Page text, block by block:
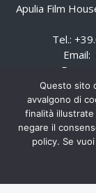
Apulia Film
Tel.:
Email:
Pec:
Questo sito
avvalgono di
finalità illustrate
negare il
policy. Se